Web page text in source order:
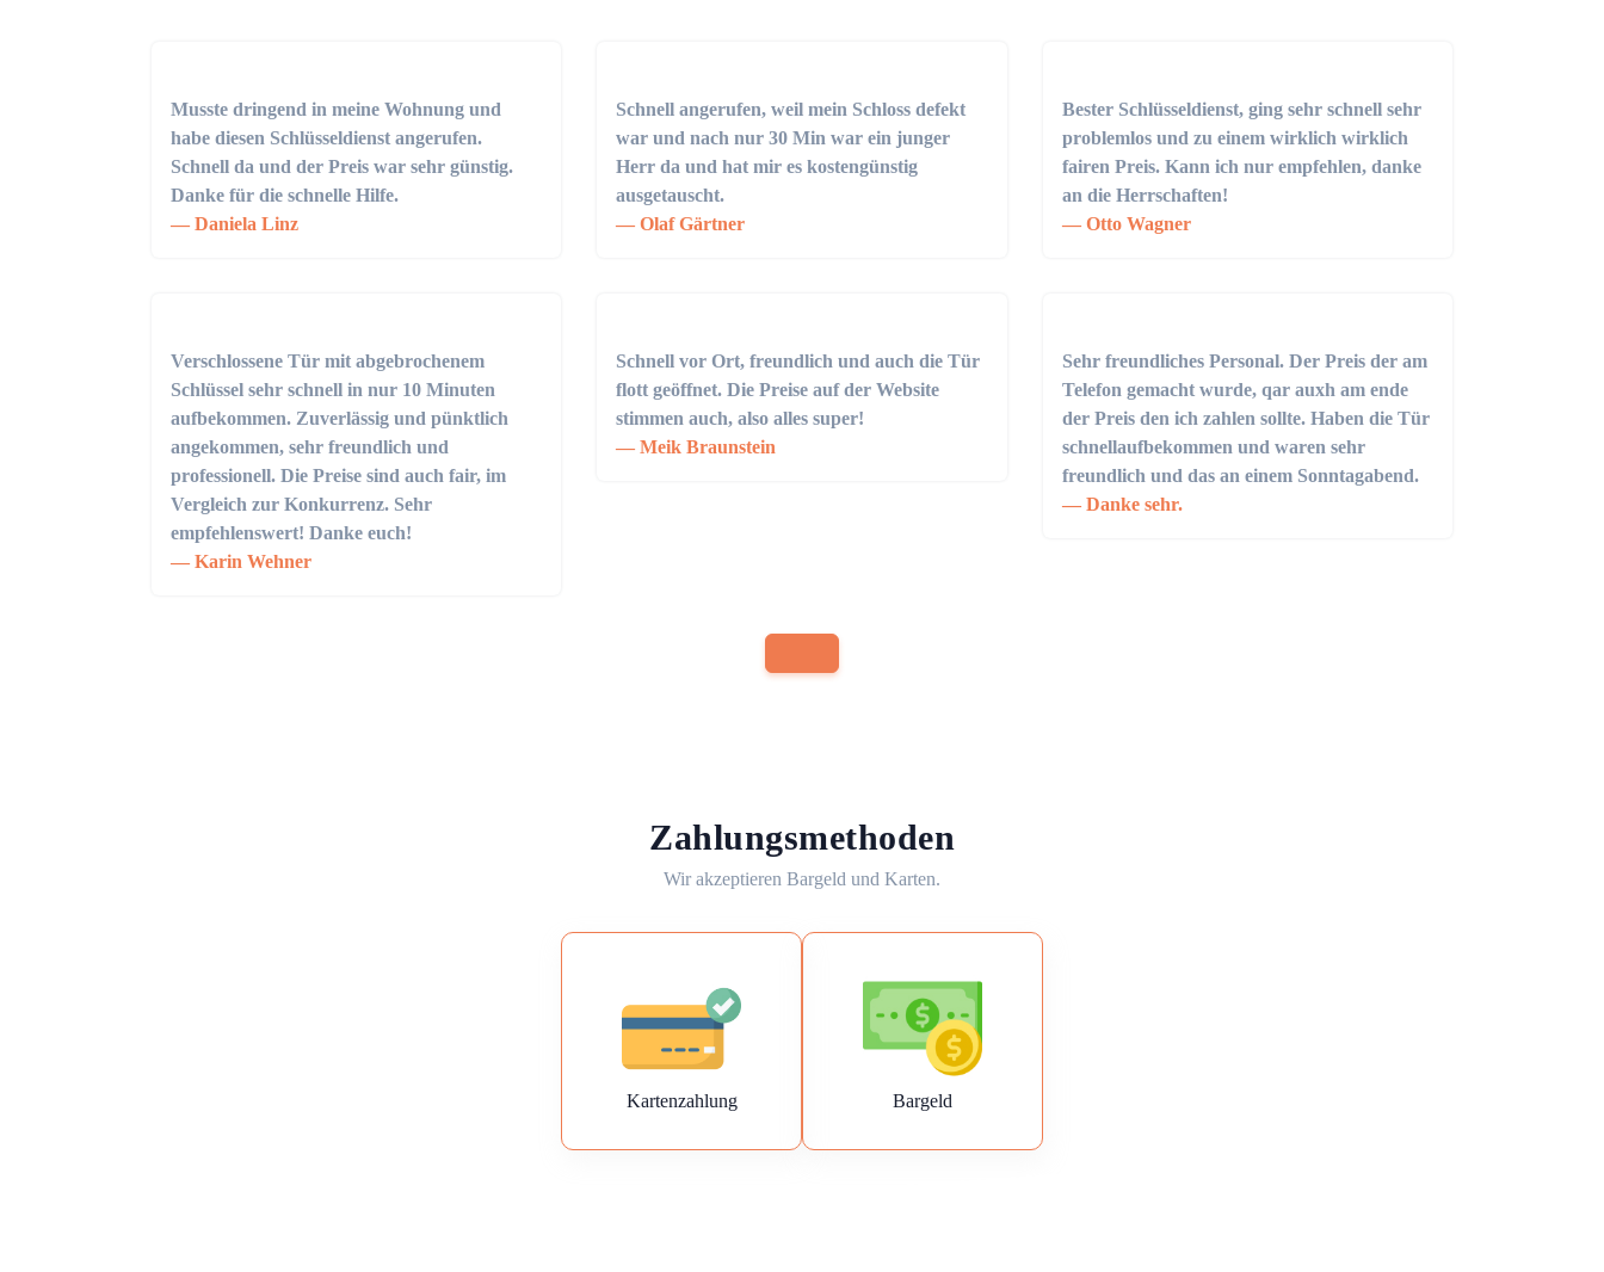
Musste dringend in meine Wohnung und
habe diesen Schlüsseldienst angerufen.
Schnell da und der Preis war sehr günstig.
Danke für die schnelle Hilfe.
Daniela Linz
Schnell angerufen, weil mein Schloss defekt
war und nach nur 30 Min war ein junger
Herr da und hat mir es kostengünstig
ausgetauscht.
Olaf Gärtner
Bester Schlüsseldienst, ging sehr schnell sehr
problemlos und zu einem wirklich wirklich
fairen Preis. Kann ich nur empfehlen, danke
an die Herrschaften!
Otto Wagner
Verschlossene Tür mit abgebrochenem
Schlüssel sehr schnell in nur 10 Minuten
aufbekommen. Zuverlässig und pünktlich
angekommen, sehr freundlich und
professionell. Die Preise sind auch fair, im
Vergleich zur Konkurrenz. Sehr
empfehlenswert! Danke euch!
Karin Wehner
Schnell vor Ort, freundlich und auch die Tür
flott geöffnet. Die Preise auf der Website
stimmen auch, also alles super!
Meik Braunstein
Sehr freundliches Personal. Der Preis der am
Telefon gemacht wurde, qar auxh am ende
der Preis den ich zahlen sollte. Haben die Tür
schnellaufbekommen und waren sehr
freundlich und das an einem Sonntagabend.
Danke sehr.
Zahlungsmethoden
Wir akzeptieren Bargeld und Karten.
Kartenzahlung Bargeld